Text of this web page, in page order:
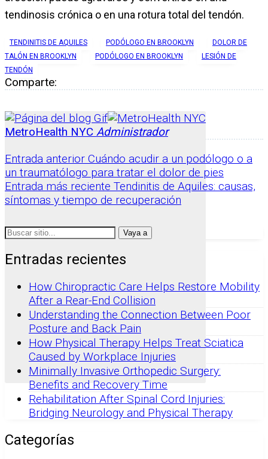
tendinosis crónica o en una rotura total del tendón.
TENDINITIS DE AQUILES PODÓLOGO EN BROOKLYN
DOLOR DE
TALÓN EN BROOKLYN
PODÓLOGO EN BROOKLYN
LESIÓN DE
TENDÓN
Comparte:
MetroHealth NYC Administrador
Entrada anterior Cuándo acudir a un podólogo o a
un traumatólogo para tratar el dolor de pies
Entrada más reciente Tendinitis de Aquiles: causas,
síntomas y tiempo de recuperación
Buscar:
Entradas recientes
How Chiropractic Care Helps Restore Mobility
After a Rear-End Collision
Understanding the Connection Between Poor
Posture and Back Pain
How Physical Therapy Helps Treat Sciatica
Caused by Workplace Injuries
Minimally Invasive Orthopedic Surgery:
Benefits and Recovery Time
Rehabilitation After Spinal Cord Injuries:
Bridging Neurology and Physical Therapy
Categorías